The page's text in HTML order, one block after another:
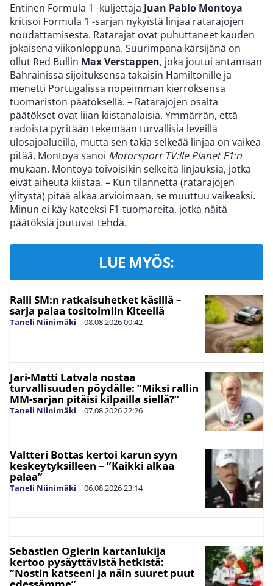
Entinen Formula 1 -kuljettaja Juan Pablo Montoya
kritisoi Formula 1 -sarjan nykyistä linjaa ratarajojen
noudattamisesta. Ratarajat ovat puhuttaneet kauden
jokaisena viikonloppuna. Suurimpana kärsijänä on
ollut Red Bullin Max Verstappen, joka joutui antamaan
Bahrainissa sijoituksensa takaisin Hamiltonille ja
menetti Portugalissa nopeimman kierroksensa
tuomariston päätöksellä. – Ratarajojen osalta
päätökset ovat liian kiistanalaisia. Ymmärrän, että
radoista pyritään tekemään turvallisia leveillä
ulosajoalueilla, mutta sen takia selkeää linjaa on vaikea
pitää, Montoya sanoi Motorsport TV:lle Planet F1:n
mukaan. Montoya toivoisikin selkeitä linjauksia, jotka
eivät aiheuta kiistaa. – Kun tilannetta (ratarajojen
ylitystä) pitää alkaa arvioimaan, se muuttuu vaikeaksi.
Minun ei käy kateeksi F1-tuomareita, jotka näitä
päätöksiä joutuvat tehdä.
LUE MYÖS:
Ralli SM:n ratkaisuhetket käsillä –
sarja palaa tositoimiin Kiteellä
Taneli Niinimäki | 08.08.202600:42
Jari-Matti Latvala nostaa
turvallisuuden pöydälle: ”Miksi rallin
MM-sarjan pitäisi kilpailla siellä?”
Taneli Niinimäki | 07.08.202622:26
Valtteri Bottas kertoi karun syyn
keskeytyksilleen – ”Kaikki alkaa
palaa”
Taneli Niinimäki | 06.08.202623:14
Sebastien Ogierin kartanlukija
kertoo pysäyttävistä hetkistä:
”Nostin katseeni ja näin suuret puut